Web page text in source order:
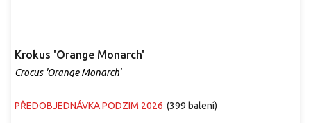
Krokus 'Orange Monarch'
Crocus 'Orange Monarch'
PŘEDOBJEDNÁVKA PODZIM 2026 (399 balení)